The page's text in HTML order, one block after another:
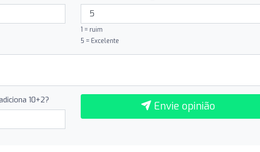
1 = ruim
5 = Excelente
10+2? Envie opinião